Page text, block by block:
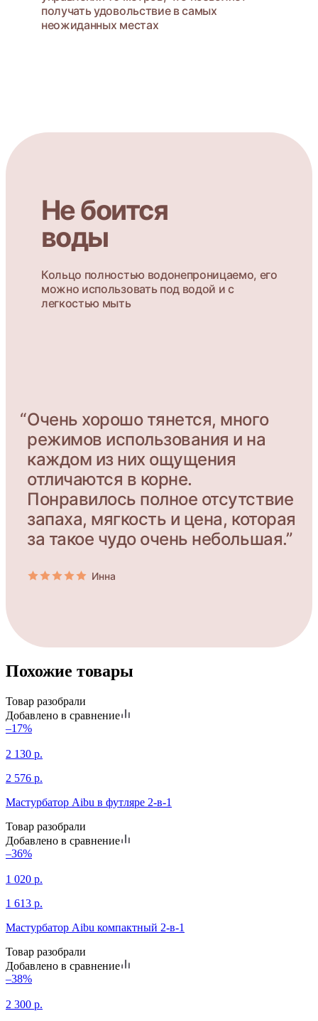
получать удовольствие в самых
неожиданных местах
Не боится
воды
Кольцо полностью водонепроницаемо, его
можно использовать под водой и с
легкостью мыть
“Очень хорошо тянется, много
режимов использования и на
каждом из них ощущения
отличаются в корне.
Понравилось полное отсутствие
запаха, мягкость и цена, которая
за такое чудо очень небольшая.”
Инна
Похожие товары
Товар разобрали
Добавлено в сравнение
–17%
2 130 р.
2 576 р.
Мастурбатор Aibu в футляре 2-в-1
Товар разобрали
Добавлено в сравнение
–36%
1 020 р.
1 613 р.
Мастурбатор Aibu компактный 2-в-1
Товар разобрали
Добавлено в сравнение
–38%
2 300 р.